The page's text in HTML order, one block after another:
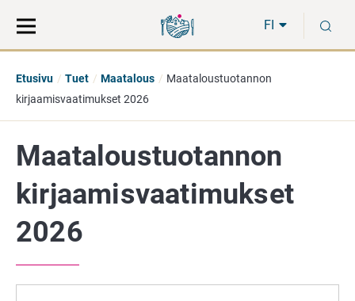
suoraan
sisältöön
koko
sivuston
FI
Etusivu Tuet Maatalous
Maataloustuotannon
kirjaamisvaatimukset 2026
Maataloustuotannon
kirjaamisvaatimukset
2026